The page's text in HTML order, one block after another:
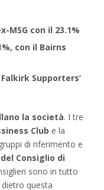
MSG con il 23.1%
con il Bairns
Supporters’
la società. I tre
Club e la
di riferimento e
Consiglio di
sono in tutto
questa